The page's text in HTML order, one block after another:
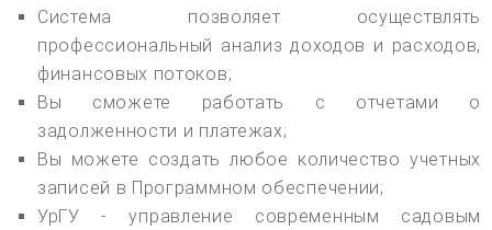
Система позволяет осуществлять
профессиональный анализ доходов и расходов,
финансовых потоков;
Вы сможете работать с отчетами о
задолженности и платежах;
Вы можете создать любое количество учетных
записей в Программном обеспечении;
УрГУ - управление современным садовым